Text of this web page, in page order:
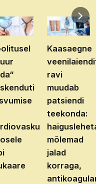
Kaasaegne
ravi
muudab
patsiendi
teekonda:
mõlemad
jalad
korraga,